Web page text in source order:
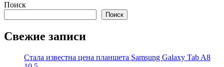
Поиск
Поиск
Свежие записи
Стала известна цена планшета Samsung Galaxy Tab A8